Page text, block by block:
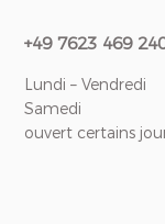
+49 7623 469
Lundi – Vendredi
Samedi
ouvert certains